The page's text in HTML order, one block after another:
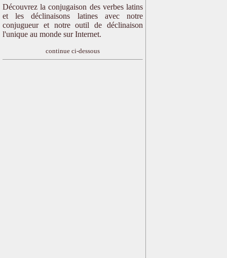
Découvrez la conjugaison des verbes latins
et les déclinaisons latines avec notre
conjugueur et notre outil de déclinaison
l'unique au monde sur Internet.
continue ci-dessous